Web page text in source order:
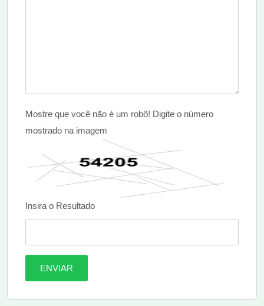
Mostre que você não é um robô! Digite o número
mostrado na imagem
Insira o Resultado
ENVIAR